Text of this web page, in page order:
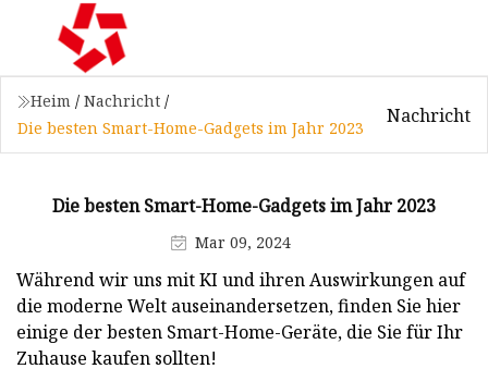
Heim / Nachricht /
Die besten Smart-Home-Gadgets im Jahr 2023
Nachricht
Die besten Smart-Home-Gadgets im Jahr 2023
Mar 09, 2024
Während wir uns mit KI und ihren Auswirkungen auf
die moderne Welt auseinandersetzen, finden Sie hier
einige der besten Smart-Home-Geräte, die Sie für Ihr
Zuhause kaufen sollten!